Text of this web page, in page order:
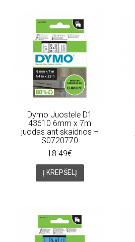
Dymo Juostelė D1
43610 6mm x 7m
juodas ant skaidrios –
S0720770
18.49€
Į KREPŠELĮ